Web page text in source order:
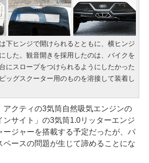
下ヒンジで開けられるとともに、横ヒンジ
した。観音開きを採用したのは、バイクを
にスロープをつけられるようにしたかった
ッグスクーター用のものを溶接して装着し
クティの3気筒自然吸気エンジンの
ンサイト」の3気筒1.0リッターエンジ
ージャーを搭載する予定だったが、パ
ペースの問題が生じて諦めることにな